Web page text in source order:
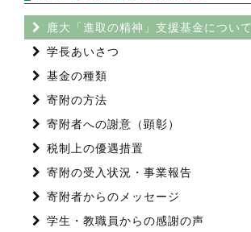
鹿大「進取の精神」支援基金について
学長あいさつ
基金の種類
寄附の方法
寄附者への謝意（顕彰）
税制上の優遇措置
寄附の受入状況・事業報告
寄附者からのメッセージ
学生・教職員からの感謝の声